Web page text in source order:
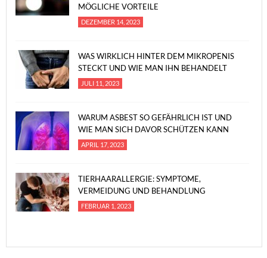
MÖGLICHE VORTEILE
DEZEMBER 14, 2023
WAS WIRKLICH HINTER DEM MIKROPENIS
STECKT UND WIE MAN IHN BEHANDELT
JULI 11, 2023
WARUM ASBEST SO GEFÄHRLICH IST UND
WIE MAN SICH DAVOR SCHÜTZEN KANN
APRIL 17, 2023
TIERHAARALLERGIE: SYMPTOME,
VERMEIDUNG UND BEHANDLUNG
FEBRUAR 1, 2023